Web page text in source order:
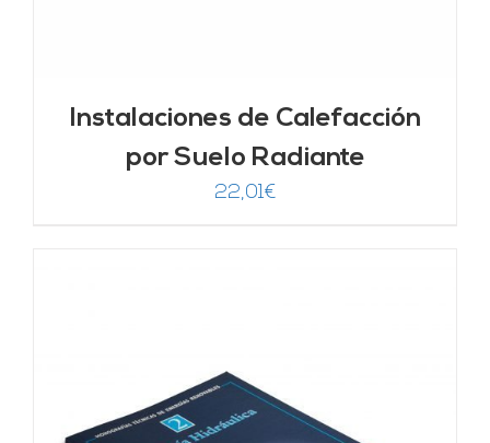
Instalaciones de Calefacción
por Suelo Radiante
22,01€